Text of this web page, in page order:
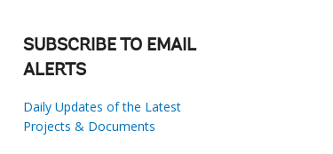
SUBSCRIBE TO EMAIL
ALERTS
Daily Updates of the Latest
Projects & Documents